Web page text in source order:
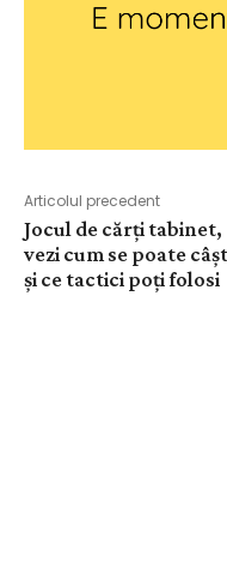
Articolul precedent
Jocul de cărți tabinet,
vezi cum se poate
și ce tactici poți folosi